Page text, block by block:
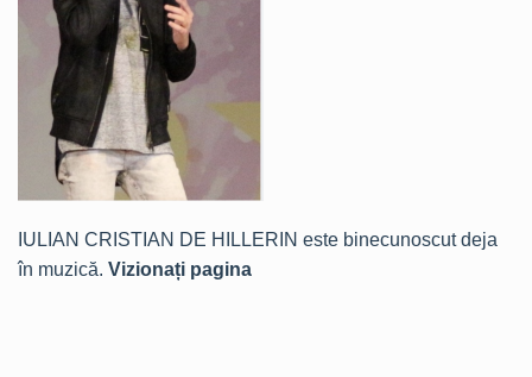
IULIAN CRISTIAN DE HILLERIN este binecunoscut deja
în muzică. Vizionați pagina